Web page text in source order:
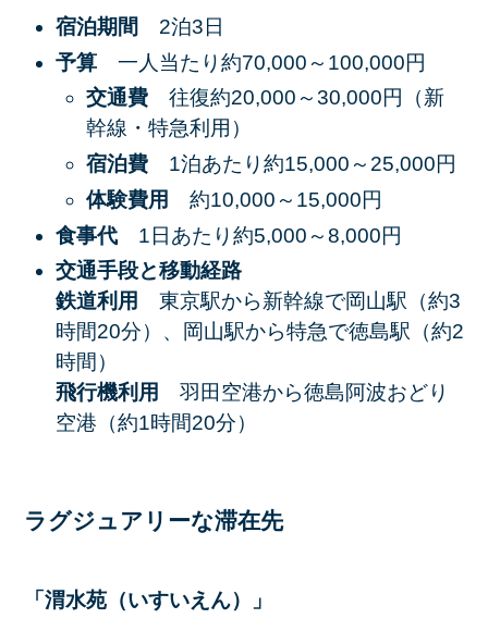
宿泊期間 2泊3日​
予算 一人当たり約70,000～100,000円​
交通費 往復約20,000～30,000円（新
幹線・特急利用）​
宿泊費 1泊あたり約15,000～25,000円​
体験費用 約10,000～15,000円​
食事代 ​1日あたり約5,000～8,000円​
交通手段と移動経路
​鉄道利用
東京駅から新幹線で岡山駅（約3
時間20分）、岡山駅から特急で徳島駅（約2
時間）​
飛行機利用 羽田空港から徳島阿波おどり
空港（約1時間20分）
ラグジュアリーな滞在先
「渭水苑（いすいえん）」